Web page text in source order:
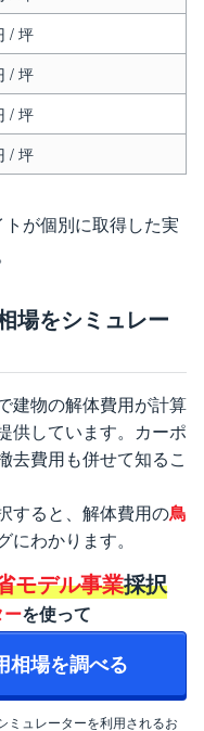
/ 坪
/ 坪
/ 坪
/ 坪
が個別に取得した実
場をシミュレー
建物の解体費用が計算
供しています。カーポ
去費用も併せて知るこ
すると、解体費用の鳥
にわかります。
モデル事業採択
ーを使って
相場を調べる
ミュレーターを利用されるお